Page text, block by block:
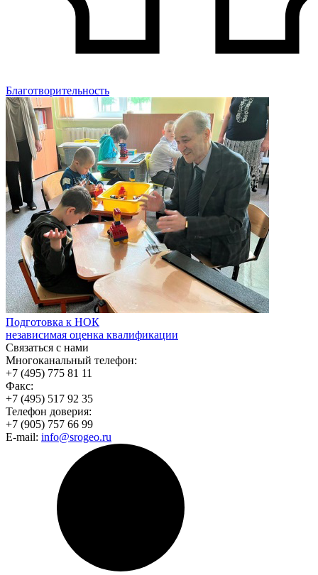
Благотворительность
Подготовка к НОК
независимая оценка квалификации
Связаться с нами
Многоканальный телефон:
+7 (495) 775 81 11
Факс:
+7 (495) 517 92 35
Телефон доверия:
+7 (905) 757 66 99
E-mail: info@srogeo.ru